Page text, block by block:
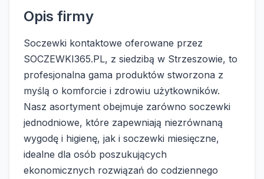
Opis firmy
Soczewki kontaktowe oferowane przez
SOCZEWKI365.PL, z siedzibą w Strzeszowie, to
profesjonalna gama produktów stworzona z
myślą o komforcie i zdrowiu użytkowników.
Nasz asortyment obejmuje zarówno soczewki
jednodniowe, które zapewniają niezrównaną
wygodę i higienę, jak i soczewki miesięczne,
idealne dla osób poszukujących
ekonomicznych rozwiązań do codziennego